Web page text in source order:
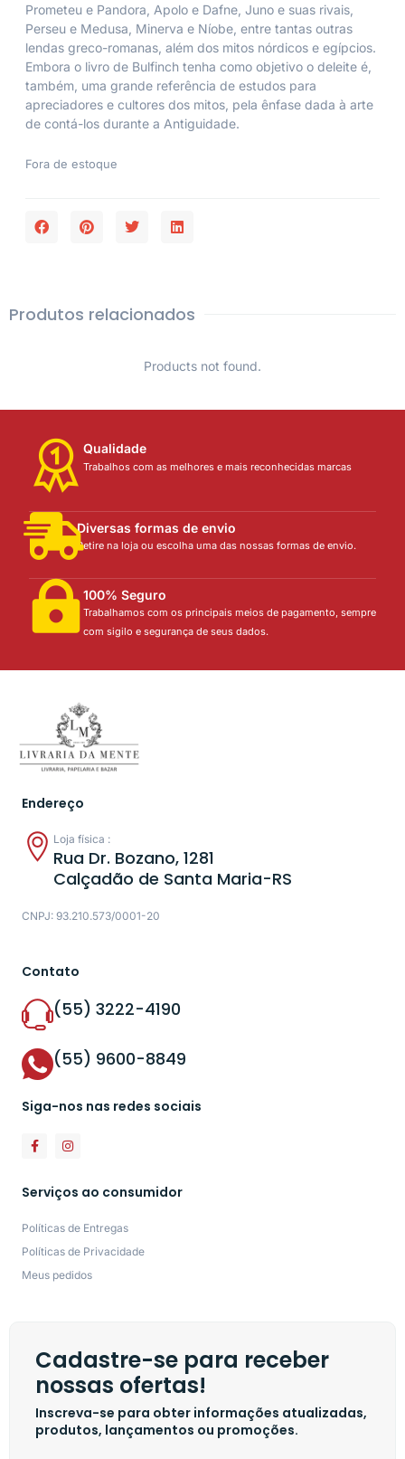
Prometeu e Pandora, Apolo e Dafne, Juno e suas rivais,
Perseu e Medusa, Minerva e Níobe, entre tantas outras
lendas greco-romanas, além dos mitos nórdicos e egípcios.
Embora o livro de Bulfinch tenha como objetivo o deleite é,
também, uma grande referência de estudos para
apreciadores e cultores dos mitos, pela ênfase dada à arte
de contá-los durante a Antiguidade.
Fora de estoque
Produtos relacionados
Products not found.
Qualidade
Trabalhos com as melhores e mais reconhecidas marcas
Diversas formas de envio
Retire na loja ou escolha uma das nossas formas de envio.
100% Seguro
Trabalhamos com os principais meios de pagamento, sempre
com sigilo e segurança de seus dados.
Endereço
Loja física :
Rua Dr. Bozano, 1281
Calçadão de Santa Maria-RS
CNPJ: 93.210.573/0001-20
Contato
(55) 3222-4190
(55) 9600-8849
Siga-nos nas redes sociais
Serviços ao consumidor
Políticas de Entregas
Políticas de Privacidade
Meus pedidos
Cadastre-se para receber
nossas ofertas!
Inscreva-se para obter informações atualizadas,
produtos, lançamentos ou promoções.